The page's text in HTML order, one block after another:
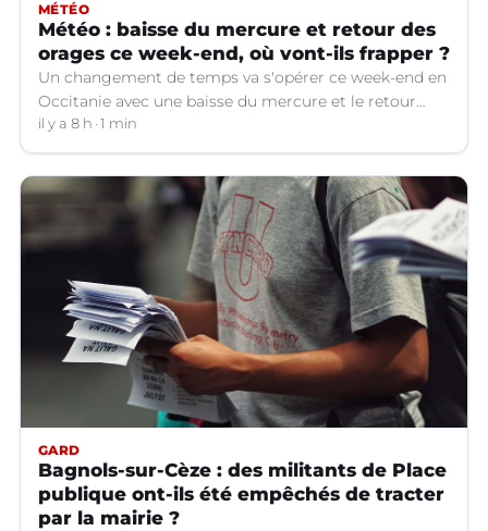
MÉTÉO
Météo : baisse du mercure et retour des
orages ce week-end, où vont-ils frapper ?
Un changement de temps va s'opérer ce week-end en
Occitanie avec une baisse du mercure et le retour
d'orages dans certains départements.
il y a 8 h 1 min
GARD
Bagnols-sur-Cèze : des militants de Place
publique ont-ils été empêchés de tracter
par la mairie ?